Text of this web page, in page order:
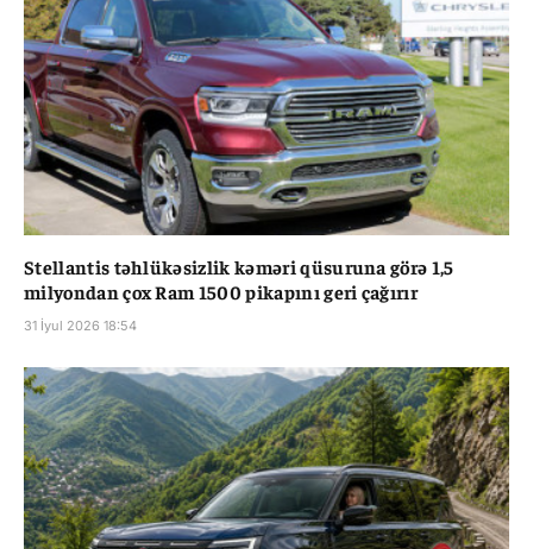
Stellantis təhlükəsizlik kəməri qüsuruna görə 1,5
milyondan çox Ram 1500 pikapını geri çağırır
31 İyul 2026 18:54